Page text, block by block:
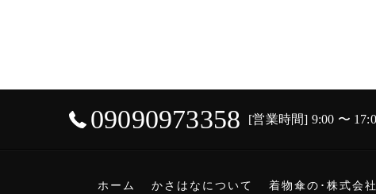
09090973358 [営業時間] 9:00 〜
ホーム かさはなについて 着物傘の･株式会